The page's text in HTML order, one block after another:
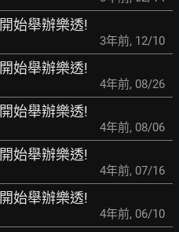
始舉辦樂透!
3年前, 12/10
始舉辦樂透!
4年前, 08/26
始舉辦樂透!
4年前, 08/06
始舉辦樂透!
4年前, 07/16
始舉辦樂透!
4年前, 06/10